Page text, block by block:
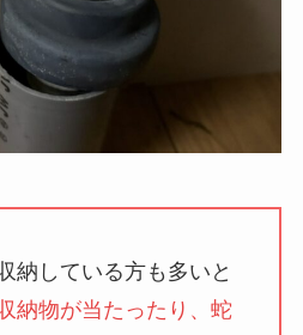
納している方も多いと
納物が当たったり、蛇